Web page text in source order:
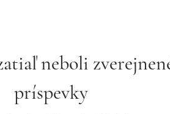
neboli
príspevky